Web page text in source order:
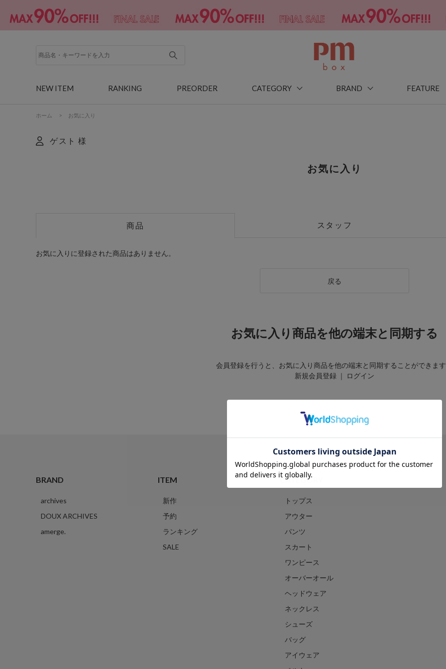
NEW ITEM RANKING PREORDER CATEGORY BRAND FEATURE
ホーム > お気に入り
ゲスト 様
お気に入り
商品 スタッフ
お気に入りに登録された商品はありません。
戻る
お気に入り商品を他の端末と同期する
会員登録を行うと、お気に入り商品を他の端末と同期することができます
新規会員登録 ｜ ログイン
BRAND
archives
DOUX ARCHIVES
amerge.
ITEM
新作
予約
ランキング
SALE
CATEGORY
トップス
アウター
パンツ
スカート
ワンピース
オーバーオール
ヘッドウェア
ネックレス
シューズ
バッグ
アイウェア